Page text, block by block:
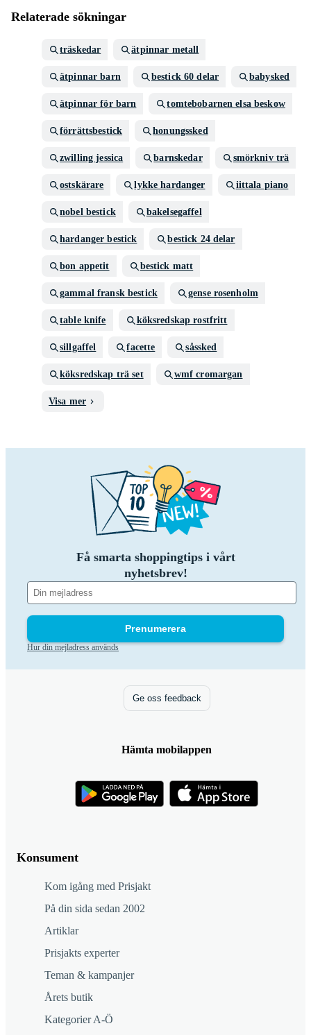
Relaterade sökningar
träskedar ätpinnar metall
ätpinnar barn bestick 60 delar babysked
ätpinnar för barn tomtebobarnen elsa beskow
förrättsbestick honungssked
zwilling jessica barnskedar smörkniv trä
ostskärare lykke hardanger iittala piano
nobel bestick bakelsegaffel
hardanger bestick bestick 24 delar
bon appetit bestick matt
gammal fransk bestick gense rosenholm
table knife köksredskap rostfritt
sillgaffel facette såssked
köksredskap trä set wmf cromargan
Visa mer
Få smarta shoppingtips i vårt
nyhetsbrev!
Prenumerera
Hur din mejladress används
Konsument
Kom igång med Prisjakt
På din sida sedan 2002
Artiklar
Prisjakts experter
Teman & kampanjer
Årets butik
Kategorier A-Ö
Ge oss feedback
Hämta mobilappen